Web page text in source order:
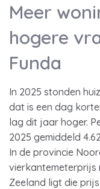
Meer
hogere
Funda
In 2025 stonden
dat is een dag
lag dit jaar hoger.
2025 gemiddeld
In de provincie
vierkantemeterprijs
Zeeland ligt die